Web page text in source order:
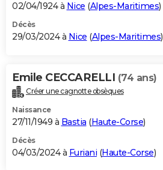
02/04/1924 à Nice (Alpes-Maritimes)
Décès
29/03/2024 à Nice (Alpes-Maritimes)
Emile CECCARELLI (74 ans)
Créer une cagnotte obsèques
Naissance
27/11/1949 à Bastia (Haute-Corse)
Décès
04/03/2024 à Furiani (Haute-Corse)